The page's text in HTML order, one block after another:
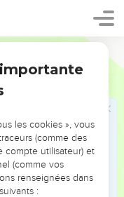
d'un linceul net ;
avait taillé dans le
à l'entrée du
Marie, assises vis-
[du Sabbat],
s'assemblèrent
les cookies », vous
(comme des
compte utilisateur) et
(comme vos
renseignées dans
: